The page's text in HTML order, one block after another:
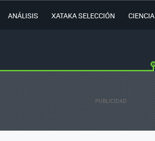
ANÁLISIS XATAKA SELECCIÓN CIENCIA